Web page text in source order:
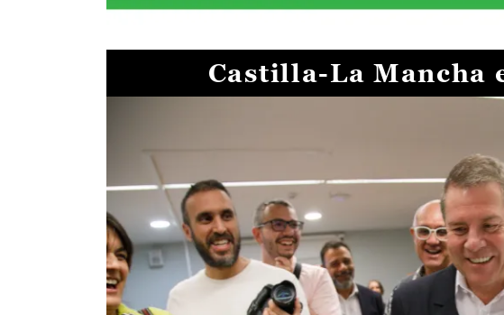
Castilla-La Mancha